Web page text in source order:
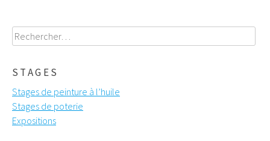
Rechercher :
STAGES
Stages de peinture à l’huile
Stages de poterie
Expositions